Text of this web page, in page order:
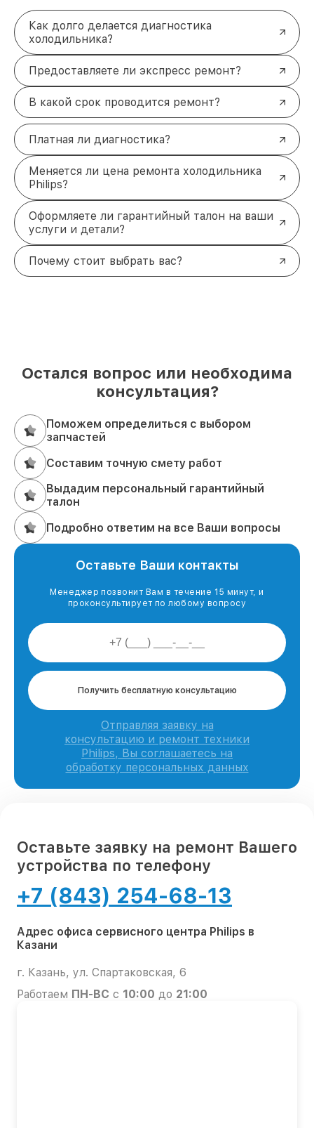
Как долго делается диагностика
холодильника?
Предоставляете ли экспресс ремонт?
В какой срок проводится ремонт?
Платная ли диагностика?
Меняется ли цена ремонта холодильника
Philips?
Оформляете ли гарантийный талон на ваши
услуги и детали?
Почему стоит выбрать вас?
Остался вопрос или необходима
консультация?
Поможем определиться с выбором
запчастей
Составим точную смету работ
Выдадим персональный гарантийный
талон
Подробно ответим на все Ваши вопросы
Оставьте Ваши контакты
Менеджер позвонит Вам в течение 15 минут, и
проконсультирует по любому вопросу
Получить бесплатную консультацию
Отправляя заявку на
консультацию и ремонт техники
Philips, Вы соглашаетесь на
обработку персональных данных
Оставьте заявку на ремонт Вашего
устройства по телефону
+7 (843) 254-68-13
Адрес офиса сервисного центра Philips в
Казани
г. Казань, ул. Спартаковская, 6
Работаем ПН-ВС с 10:00 до 21:00